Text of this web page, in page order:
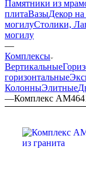
Памятники из
плитаВазыДекор
могилуСтолики,
могилу
—
Комплексы
Вертикальные
горизонтальные
КолонныЭлитные
—Комплекс